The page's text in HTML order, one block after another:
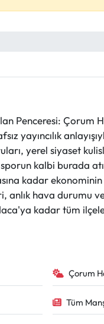
Penceresi: Çorum
yayıncılık
yerel siyaset
kalbi burada
kadar
anlık hava durumu
kadar tüm
Çorum
Tüm